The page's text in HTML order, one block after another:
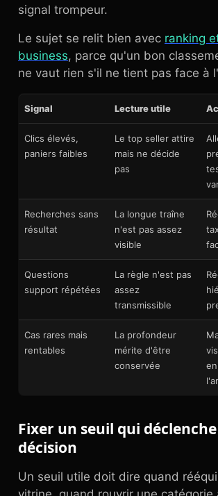
signal trompeur.
Le sujet se relit bien avec ranking
business, parce qu'un bon
ne vaut rien s'il ne tient pas face à
Signal Lecture utile
Clics élevés,
paniers faibles
Le top seller attire
mais ne décide
pas
Recherches sans
résultat
La longue traîne
n'est pas assez
visible
Questions
support répétées
La règle n'est pas
assez
transmissible
Cas rares mais
rentables
La profondeur
mérite d'être
conservée
Fixer un seuil qui
décision
Un seuil utile doit dire quand